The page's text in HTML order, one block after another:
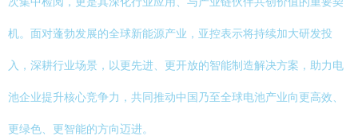
机。面对蓬勃发展的全球新能源产业，亚控表示将持续加大研发投
入，深耕行业场景，以更先进、更开放的智能制造解决方案，助力电
池企业提升核心竞争力，共同推动中国乃至全球电池产业向更高效、
更绿色、更智能的方向迈进。